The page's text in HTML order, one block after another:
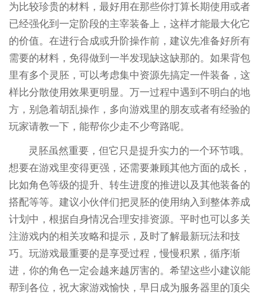
为比较珍贵的材料，最好用在那些你打算长期使用或者
已经强化到一定阶段的主宰装备上，这样才能最大化它
的价值。在进行合成或升阶操作前，建议先准备好所有
需要的材料，免得做到一半发现缺这缺那的。如果背包
里有多个灵胚，可以考虑集中资源先搞定一件装备，这
样比分散使用效果更明显。万一过程中遇到不明白的地
方，别急着胡乱操作，多向游戏里的朋友或者有经验的
玩家请教一下，能帮你少走不少弯路呢。
灵胚虽然重要，但它只是提升实力的一个环节哦。
想要在游戏里变得更强，还需要兼顾其他方面的成长，
比如角色等级的提升、转生进度的推进以及其他装备的
搭配等等。建议小伙伴们把灵胚的使用纳入到整体养成
计划中，根据自身情况合理安排资源。平时也可以多关
注游戏内的相关攻略和提示，及时了解最新玩法和技
巧。玩游戏最重要的是享受过程，慢慢积累，循序渐
进，你的角色一定会越来越厉害的。希望这些小建议能
帮到各位，祝大家游戏愉快，早日成为服务器里的顶尖